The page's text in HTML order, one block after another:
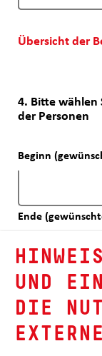
Übersicht der
4. Bitte wählen
der Personen
Beginn
Ende
Personenzahl
Nachricht
UND
DIE